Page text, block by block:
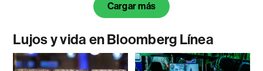
Cargar más
Lujos y vida en Bloomberg Línea